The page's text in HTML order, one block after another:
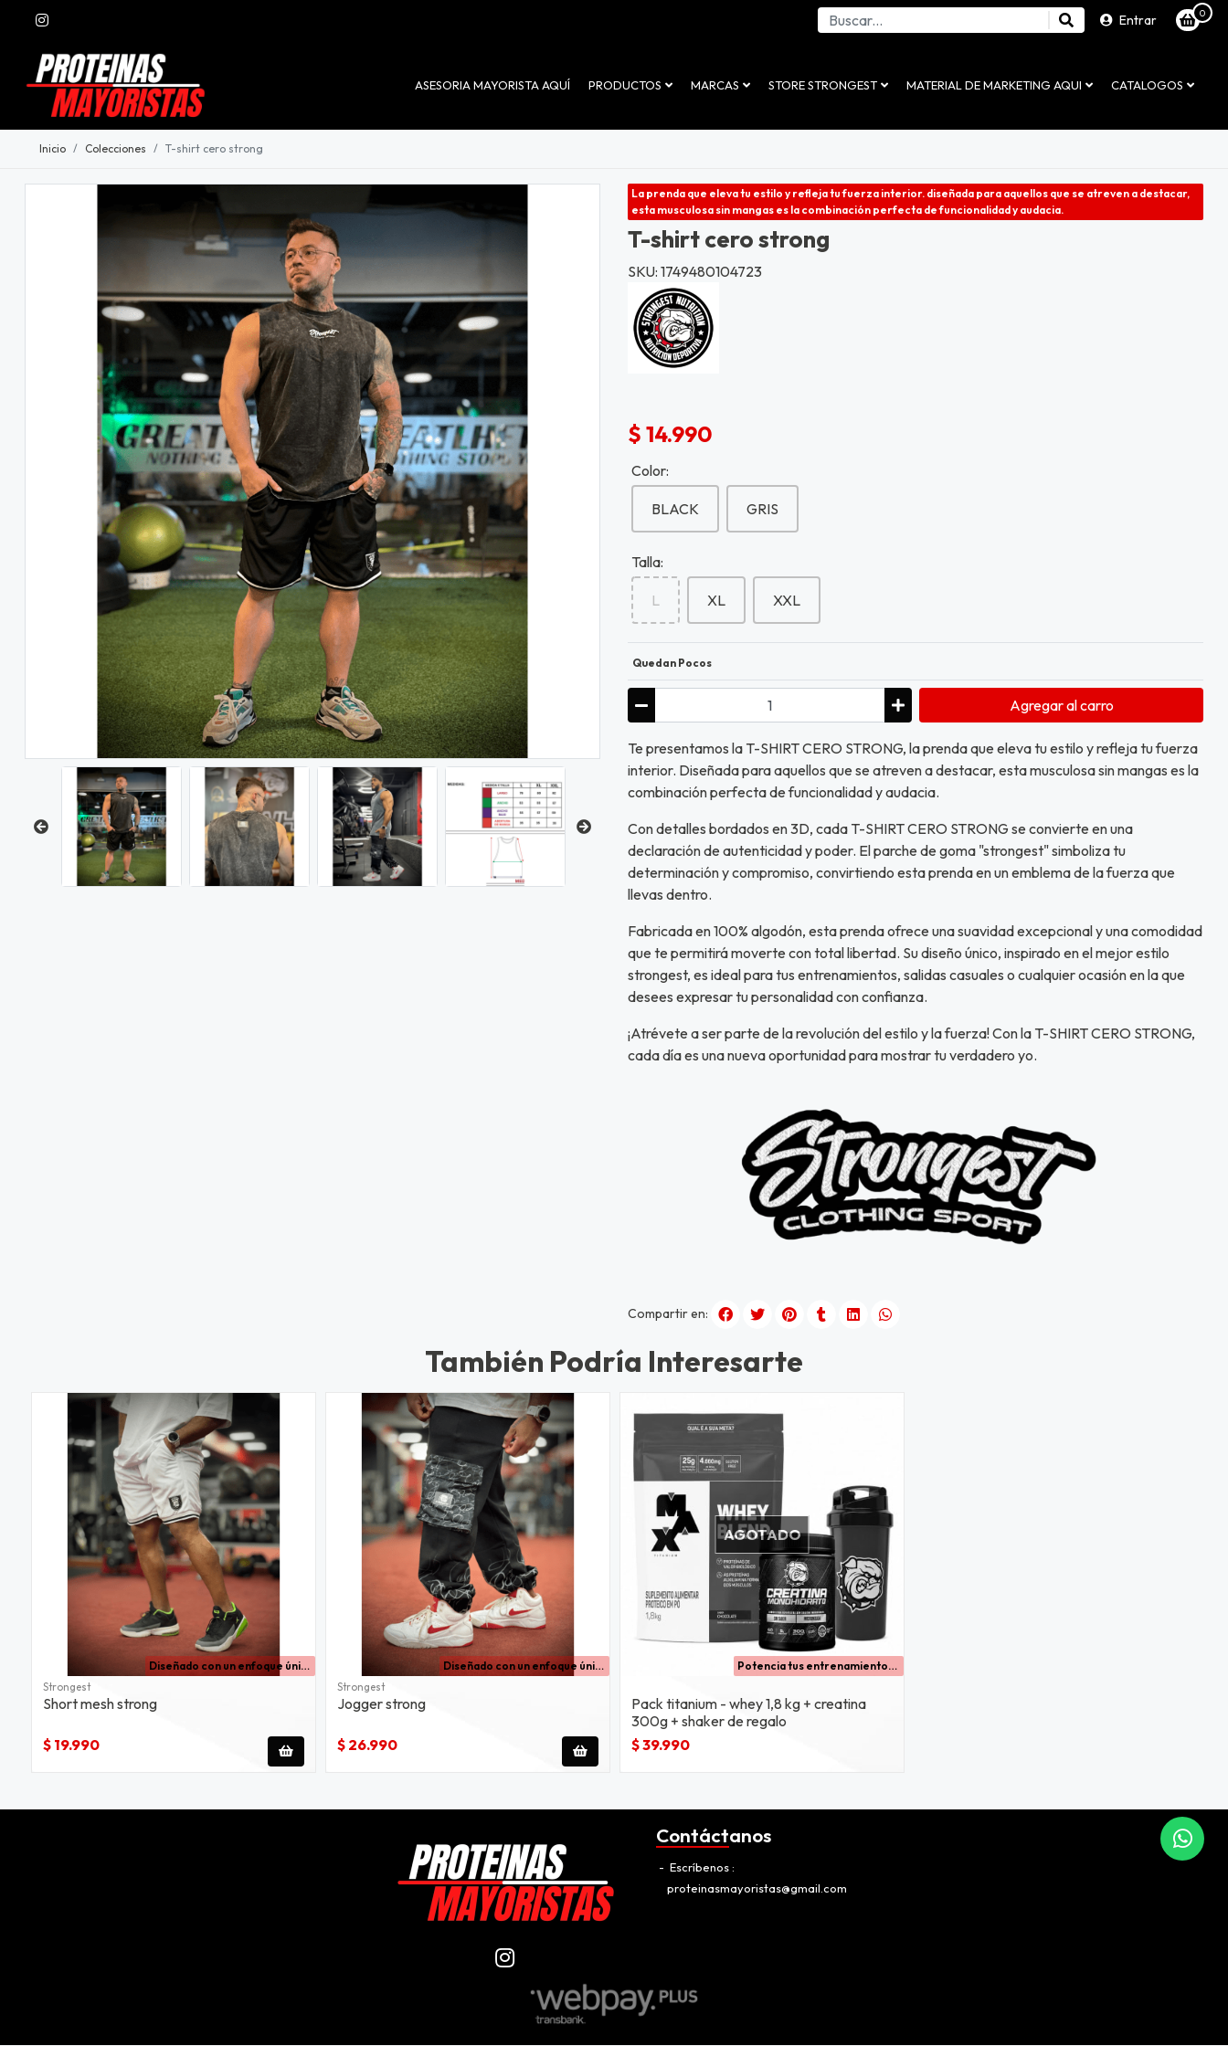
Entrar 0
ASESORIA MAYORISTA AQUÍ PRODUCTOS MARCAS STORE STRONGEST MATERIAL DE MARKETING AQUI CATALOGOS
Inicio Colecciones T-shirt cero strong
La prenda que eleva tu estilo y refleja tu fuerza interior. diseñada para aquellos que se atreven a destacar,
esta musculosa sin mangas es la combinación perfecta de funcionalidad y audacia.
T-shirt cero strong
SKU: 1749480104723
$ 14.990
Color:
BLACK GRIS
Talla:
L XL XXL
Quedan Pocos
Agregaral carro
Te presentamos la T-SHIRT CERO STRONG, la prenda que eleva tu estilo y refleja tu fuerza
interior. Diseñada para aquellos que se atreven a destacar, esta musculosa sin mangas es la
combinación perfecta de funcionalidad y audacia.
Con detalles bordados en 3D, cada T-SHIRT CERO STRONG se convierte en una
declaración de autenticidad y poder. El parche de goma "strongest" simboliza tu
determinación y compromiso, convirtiendo esta prenda en un emblema de la fuerza que
llevas dentro.
Fabricada en 100% algodón, esta prenda ofrece una suavidad excepcional y una comodidad
que te permitirá moverte con total libertad. Su diseño único, inspirado en el mejor estilo
strongest, es ideal para tus entrenamientos, salidas casuales o cualquier ocasión en la que
desees expresar tu personalidad con confianza.
¡Atrévete a ser parte de la revolución del estilo y la fuerza! Con la T-SHIRT CERO STRONG,
cada día es una nueva oportunidad para mostrar tu verdadero yo.
Compartir en:
También Podría Interesarte
Diseñado con un enfoque único al mejor estilo strongest, este short es la elección perfecta para quienes buscan destacar en cada movimiento. el dtf texturizado en negro y plata no solo aporta un toque de sofisticación, sin
Strongest
Short mesh strong
$ 19.990
Diseñado con un enfoque único al mejor estilo strongest, este jogger es la fusión perfecta de funcionalidad y diseño audaz.
Strongest
Jogger strong
$ 26.990
AGOTADO
Potencia tus entrenamientos y acelera tus resultados con el nuevo pack titanium
Pack titanium - whey 1,8 kg + creatina
300g + shaker de regalo
$ 39.990
Contáctanos
Escríbenos
proteinasmayoristas@gmail.com